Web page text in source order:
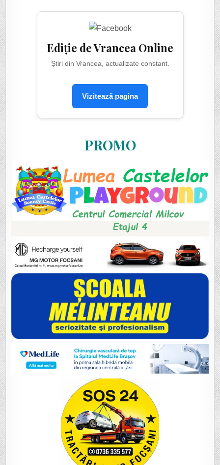
Ediție de Vrancea Online
Știri din Vrancea, actualizate constant.
Vizitează pagina
PROMO